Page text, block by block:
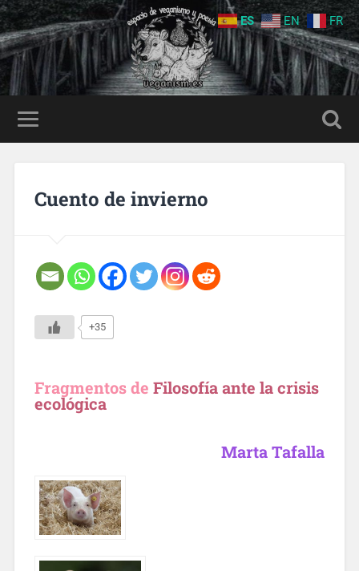
Cuento de invierno
+35
Fragmentos de Filosofía ante la crisis
ecológica
Marta Tafalla
ES EN FR